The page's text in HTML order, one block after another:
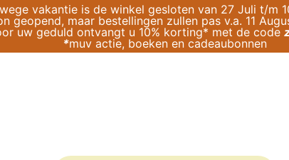
vakantie is de winkel gesloten van 27 Juli t/m
geopend, maar bestellingen zullen pas v.a. 11
uw geduld ontvangt u 10% korting* met de code
*muv actie, boeken en cadeaubonnen